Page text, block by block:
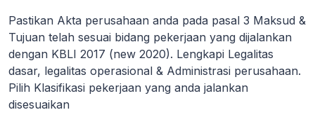
Pastikan Akta perusahaan anda pada pasal 3 Maksud &
Tujuan telah sesuai bidang pekerjaan yang dijalankan
dengan KBLI 2017 (new 2020). Lengkapi Legalitas
dasar, legalitas operasional & Administrasi perusahaan.
Pilih Klasifikasi pekerjaan yang anda jalankan
disesuaikan